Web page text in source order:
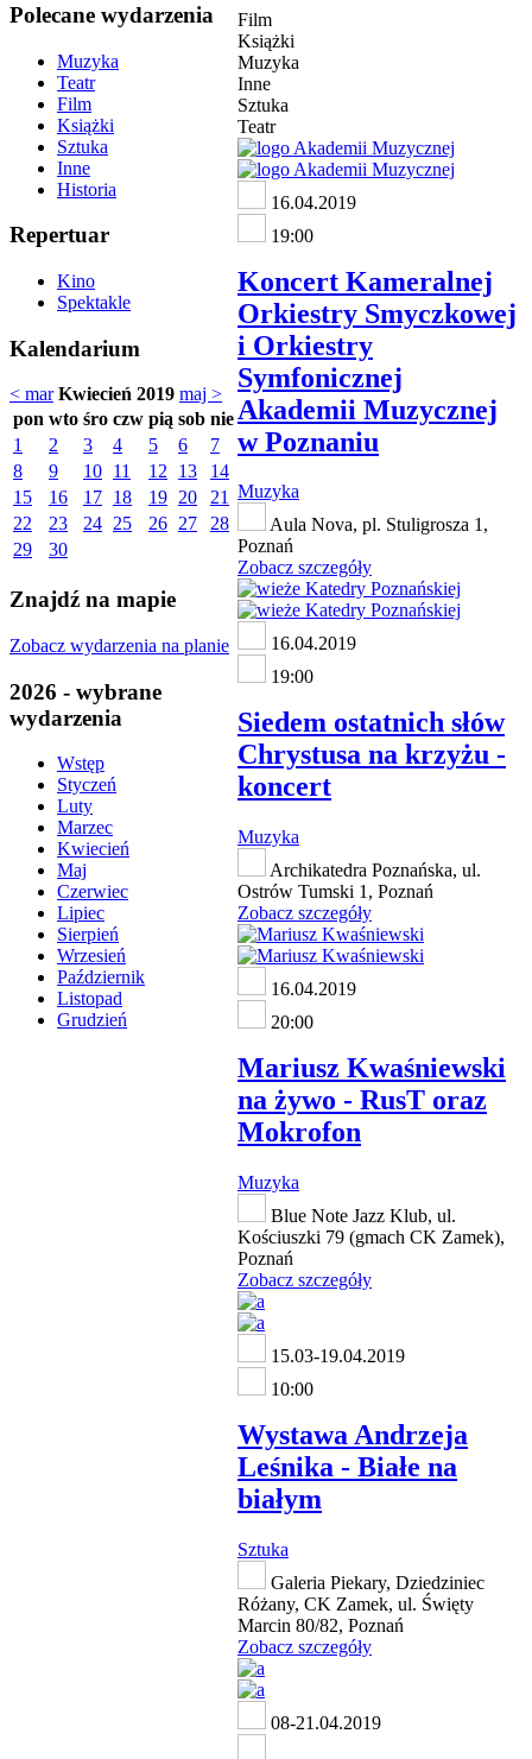
Polecane wydarzenia
Muzyka
Teatr
Film
Książki
Sztuka
Inne
Historia
Repertuar
Kino
Spektakle
Kalendarium
< mar Kwiecień 2019 maj >
pon wto śro czw pią sob nie
1
2 3 4 5 6
7
8
9 10 11 12 13
14
15
16 17 18 19 20
21
22
23 24 25 26 27
28
29
30
Znajdź na mapie
Zobacz wydarzenia na planie
2026 - wybrane
wydarzenia
Wstęp
Styczeń
Luty
Marzec
Kwiecień
Maj
Czerwiec
Lipiec
Sierpień
Wrzesień
Październik
Listopad
Grudzień
Film
Książki
Muzyka
Inne
Sztuka
Teatr
16.04.2019
19:00
Koncert Kameralnej
Orkiestry Smyczkowej
i Orkiestry
Symfonicznej
Akademii Muzycznej
w Poznaniu
Muzyka
Aula Nova, pl. Stuligrosza 1,
Poznań
Zobacz szczegóły
16.04.2019
19:00
Siedem ostatnich słów
Chrystusa na krzyżu -
koncert
Muzyka
Archikatedra Poznańska, ul.
Ostrów Tumski 1, Poznań
Zobacz szczegóły
16.04.2019
20:00
Mariusz Kwaśniewski
na żywo - RusT oraz
Mokrofon
Muzyka
Blue Note Jazz Klub, ul.
Kościuszki 79 (gmach CK Zamek),
Poznań
Zobacz szczegóły
15.03-19.04.2019
10:00
Wystawa Andrzeja
Leśnika - Białe na
białym
Sztuka
Galeria Piekary, Dziedziniec
Różany, CK Zamek, ul. Święty
Marcin 80/82, Poznań
Zobacz szczegóły
08-21.04.2019